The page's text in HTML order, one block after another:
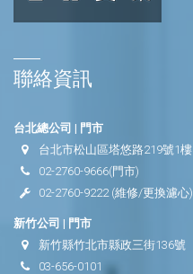
聯絡資訊
台北總公司 | 門市
台北市松山區塔悠路219號1樓
02-2760-9666(門市)
02-2760-9222 (維修/更換濾心)
新竹公司 | 門市
新竹縣竹北市縣政三街136號
03-656-0101